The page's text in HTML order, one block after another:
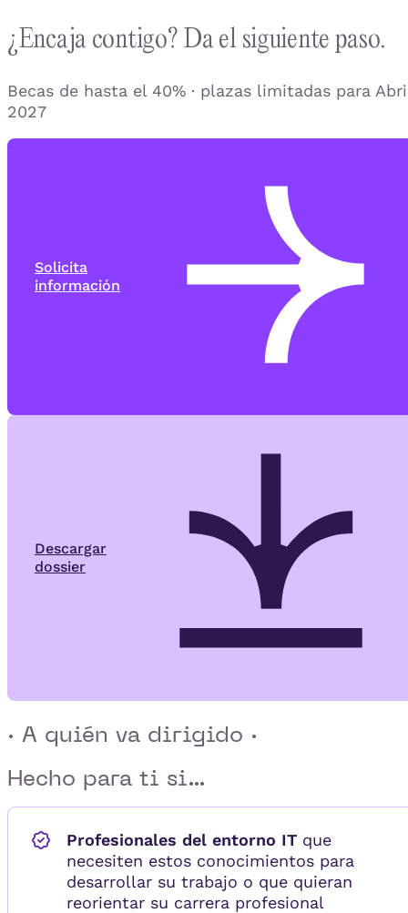
¿Encaja contigo? Da el siguiente paso.
Becas de hasta el 40% · plazas limitadas para
2027
Solicita
información
Descargar
dossier
· A quién va dirigido ·
Hecho para ti si...
Profesionales del entorno IT que
necesiten estos conocimientos para
desarrollar su trabajo o que quieran
reorientar su carrera profesional